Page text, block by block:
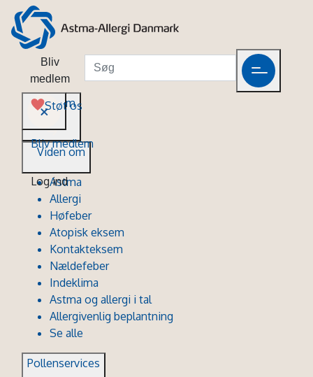
Bliv
medlem
Støt os
Bliv medlem
Log ind
Viden om
Viden om
Astma
Allergi
Høfeber
Atopisk eksem
Kontakteksem
Nældefeber
Indeklima
Astma og allergi i tal
Allergivenlig beplantning
Se alle
Pollenservices